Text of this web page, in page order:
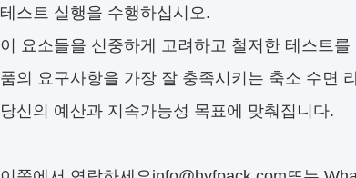
테스트 실행을 수행하십시오.
이 요소들을 신중하게 고려하고 철저한 테스트
품의 요구사항을 가장 잘 충족시키는 축소 수면
당신의 예산과 지속가능성 목표에 맞춰집니다.